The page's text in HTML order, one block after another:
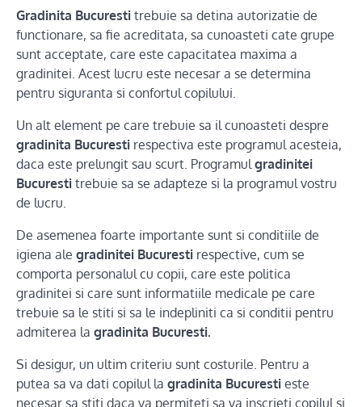
Gradinita Bucuresti trebuie sa detina autorizatie de
functionare, sa fie acreditata, sa cunoasteti cate grupe
sunt acceptate, care este capacitatea maxima a
gradinitei. Acest lucru este necesar a se determina
pentru siguranta si confortul copilului.
Un alt element pe care trebuie sa il cunoasteti despre
gradinita Bucuresti respectiva este programul acesteia,
daca este prelungit sau scurt. Programulgradinitei
Bucuresti trebuie sa se adapteze si la programul vostru
de lucru.
De asemenea foarte importante sunt si conditiile de
igiena ale gradinitei Bucuresti respective, cum se
comporta personalul cu copii, care este politica
gradinitei si care sunt informatiile medicale pe care
trebuie sa le stiti si sa le indepliniti ca si conditii pentru
admiterea la gradinita Bucuresti.
Si desigur, un ultim criteriu sunt costurile. Pentru a
putea sa va dati copilul la gradinita Bucuresti este
necesar sa stiti daca va permiteti sa va inscrieti copilul si